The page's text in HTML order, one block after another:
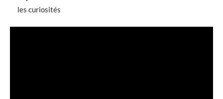
les curiosités